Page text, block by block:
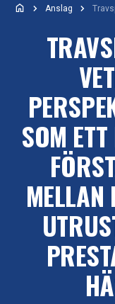
Anslag
SOM
MELLAN